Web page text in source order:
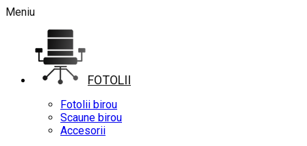
Meniu
FOTOLII
Fotolii birou
Scaune birou
Accesorii